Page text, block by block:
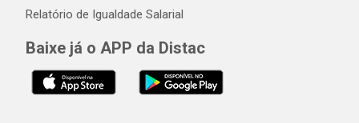
Relatório de Igualdade Salarial
Baixe já o APP da Distac